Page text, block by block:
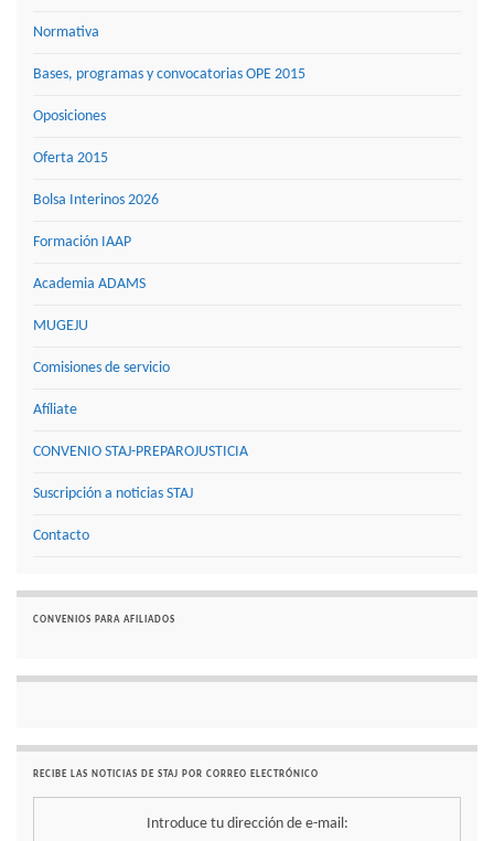
Normativa
Bases, programas y convocatorias OPE 2015
Oposiciones
Oferta 2015
Bolsa Interinos 2026
Formación IAAP
Academia ADAMS
MUGEJU
Comisiones de servicio
Afíliate
CONVENIO STAJ-PREPAROJUSTICIA
Suscripción a noticias STAJ
Contacto
CONVENIOS PARA AFILIADOS
RECIBE LAS NOTICIAS DE STAJ POR CORREO ELECTRÓNICO
Introduce tu dirección de e-mail: